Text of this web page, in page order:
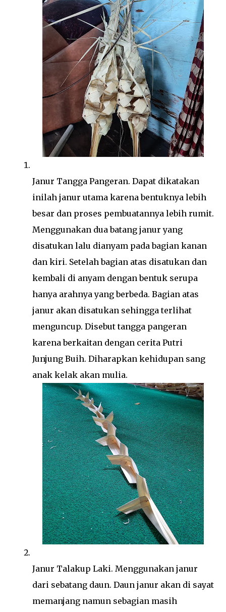
Janur Tangga Pangeran. Dapat dikatakan
inilah janur utama karena bentuknya lebih
besar dan proses pembuatannya lebih rumit.
Menggunakan dua batang janur yang
disatukan lalu dianyam pada bagian kanan
dan kiri. Setelah bagian atas disatukan dan
kembali di anyam dengan bentuk serupa
hanya arahnya yang berbeda. Bagian atas
janur akan disatukan sehingga terlihat
menguncup. Disebut tangga pangeran
karena berkaitan dengan cerita Putri
Junjung Buih. Diharapkan kehidupan sang
anak kelak akan mulia.
Janur Talakup Laki. Menggunakan janur
dari sebatang daun. Daun janur akan di sayat
memanjang namun sebagian masih